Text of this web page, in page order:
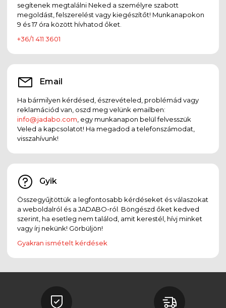
segítenek megtalálni Neked a személyre szabott
megoldást, felszerelést vagy kiegészítőt! Munkanapokon
9 és 17 óra között hívhatod őket.
+36/1 411 3601
Email
Ha bármilyen kérdésed, észrevételed, problémád vagy
reklamációd van, oszd meg velünk emailben:
info@jadabo.com , egy munkanapon belül felvesszük
Veled a kapcsolatot! Ha megadod a telefonszámodat,
visszahívunk!
Gyik
Összegyűjtöttük a legfontosabb kérdéseket és válaszokat
a weboldalról és a JADABO-ról. Böngészd őket kedved
szerint, ha esetleg nem találod, amit kerestél, hívj minket
vagy írj nekünk! Görbüljön!
Gyakran ismételt kérdések